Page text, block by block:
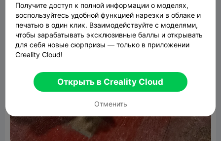
Получите доступ к полной информации о моделях,
воспользуйтесь удобной функцией нарезки в облаке и
печатью в один клик. Взаимодействуйте с моделями,
чтобы зарабатывать эксклюзивные баллы и открывать
для себя новые сюрпризы — только в приложении
Creality Cloud!
Открыть в Creality Cloud
Отменить